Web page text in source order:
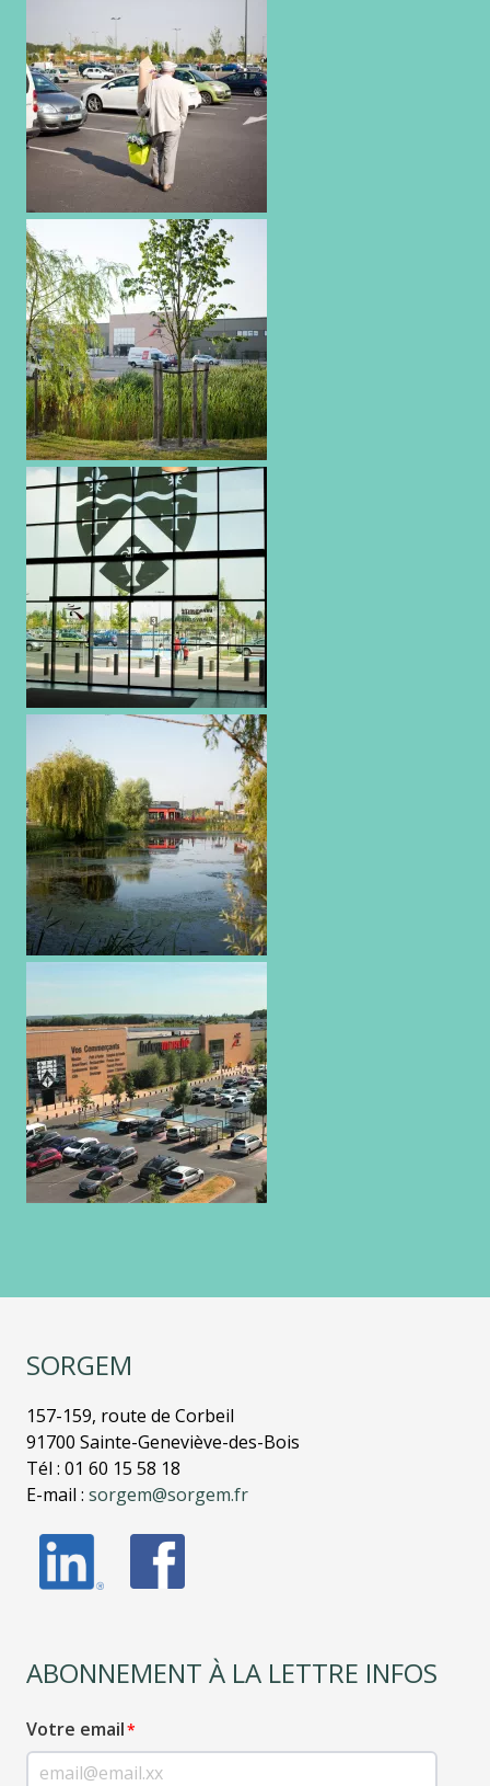
SORGEM
157-159, route de Corbeil
91700 Sainte-Geneviève-des-Bois
Tél : 01 60 15 58 18
E-mail : sorgem@sorgem.fr
ABONNEMENT À LA LETTRE INFOS
Votre email